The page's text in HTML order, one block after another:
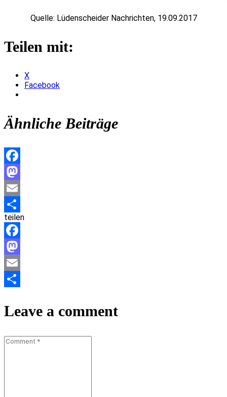
Quelle: Lüdenscheider Nachrichten, 19.09.2017
Teilen mit:
X
Facebook
Ähnliche Beiträge
Facebook
Mastodon
Email
Teilen
teilen
Facebook
Mastodon
Email
Leave a comment